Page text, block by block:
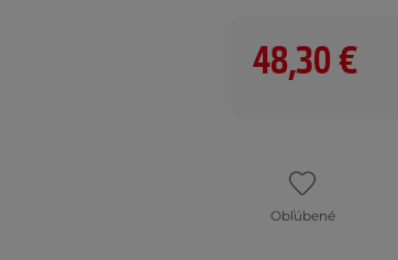
48,30 €
Obľúbené